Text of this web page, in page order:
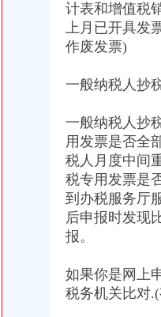
公司 （工商注册）
渝中 （工商注册）
商注册）
册）
商注册）
）
口权）
权）
注册）
公司 （工商注册）
渝中 （工商注册）
册）
计表和增值税
上月已开具发
作废发票)
一般纳税人抄
一般纳税人抄
用发票是否全
税人月度中间
税专用发票是
到办税服务厅
后申报时发现
报。
如果你是网上
税务机关比对